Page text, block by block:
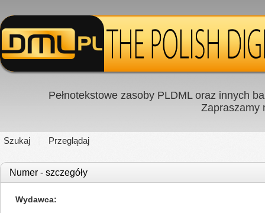
Pełnotekstowe zasoby PLDML oraz innych
Zapraszamy
Szukaj Przeglądaj
Numer - szczegóły
Wydawca